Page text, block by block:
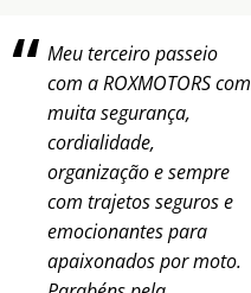
Meu terceiro passeio
com a ROXMOTORS com
muita segurança,
cordialidade,
organização e sempre
com trajetos seguros e
emocionantes para
apaixonados por moto.